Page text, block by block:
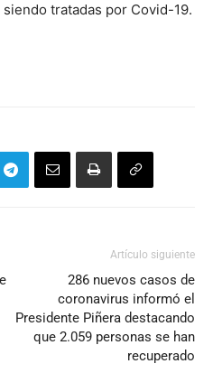
tratadas por Covid-19.
Artículo siguiente
286 nuevos casos de
coronavirus informó el
Presidente Piñera destacando
que 2.059 personas se han
recuperado